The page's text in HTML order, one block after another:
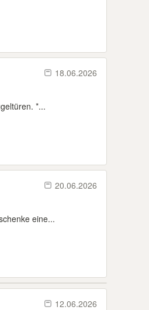
18.06.2026
*...
20.06.2026
eine...
12.06.2026